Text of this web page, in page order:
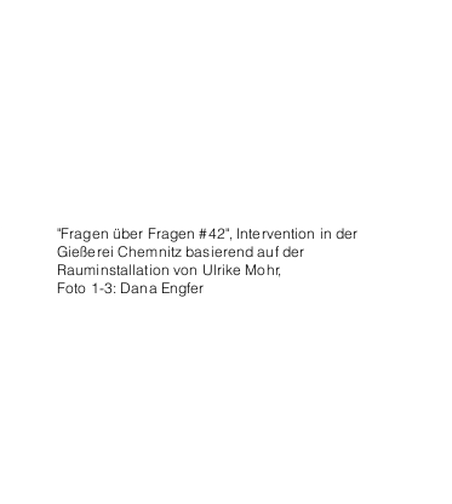
"Fragen über Fragen #42", Intervention in der
Gießerei Chemnitz basierend auf der
Rauminstallation von Ulrike Mohr,
Foto 1-3: Dana Engfer